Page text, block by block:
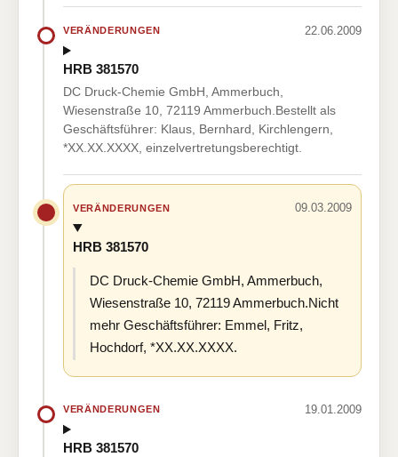
VERÄNDERUNGEN 22.06.2009
HRB 381570
DC Druck-Chemie GmbH, Ammerbuch,
Wiesenstraße 10, 72119 Ammerbuch.Bestellt als
Geschäftsführer: Klaus, Bernhard, Kirchlengern,
*XX.XX.XXXX, einzelvertretungsberechtigt.
VERÄNDERUNGEN 09.03.2009
HRB 381570
DC Druck-Chemie GmbH, Ammerbuch,
Wiesenstraße 10, 72119 Ammerbuch.Nicht
mehr Geschäftsführer: Emmel, Fritz,
Hochdorf, *XX.XX.XXXX.
VERÄNDERUNGEN 19.01.2009
HRB 381570